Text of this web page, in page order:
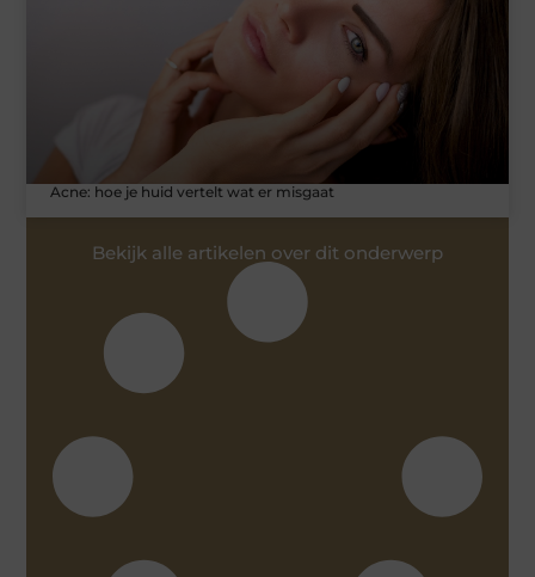
Acne: hoe je huid vertelt wat er misgaat
Bekijk alle artikelen over dit onderwerp